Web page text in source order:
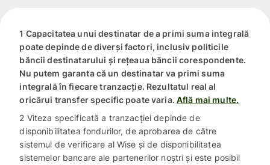
1 Capacitatea unui destinatar de a primi suma integrală
poate depinde de diverși factori, inclusiv politicile
băncii destinatarului și rețeaua băncii corespondente.
Nu putem garanta că un destinatar va primi suma
integrală în fiecare tranzacție. Rezultatul real al
oricărui transfer specific poate varia. Află mai multe.
2 Viteza specificată a tranzacției depinde de
disponibilitatea fondurilor, de aprobarea de către
sistemul de verificare al Wise și de disponibilitatea
sistemelor bancare ale partenerilor noștri și este posibil